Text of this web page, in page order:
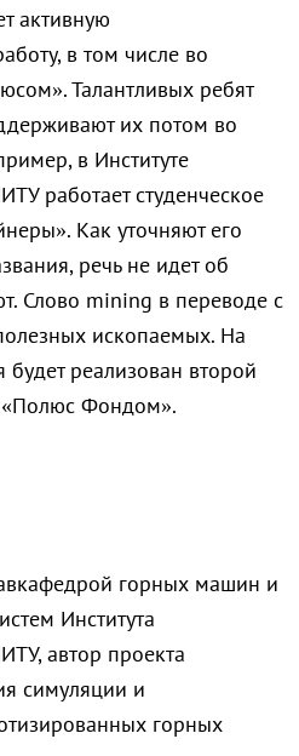
активную
в том числе во
Талантливых ребят
их потом во
в Институте
работает студенческое
Как уточняют его
речь не идет об
Слово mining в переводе с
ископаемых. На
будет реализован второй
Фондом».
горных машин и
Института
автор проекта
симуляции и
горных